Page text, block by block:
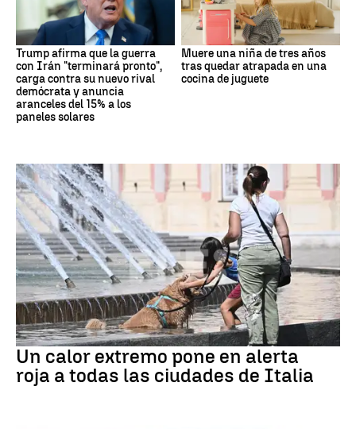
Trump afirma que la guerra
con Irán "terminará pronto",
carga contra su nuevo rival
demócrata y anuncia
aranceles del 15% a los
paneles solares
Muere una niña de tres años
tras quedar atrapada en una
cocina de juguete
Calor extremo
Un calor extremo pone en alerta
roja a todas las ciudades de Italia